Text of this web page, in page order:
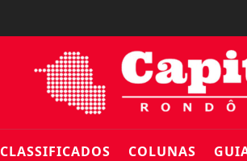
CLASSIFICADOS COLUNAS